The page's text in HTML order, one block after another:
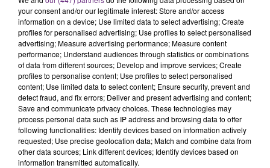
LE MAGASIN JOUÉCLUB DE REIMS FERME
SES PORTES
C'était l'une des institutions du centre-ville
rémois. Le magasin JouéClub est contraint de
fermer ses portes.
TITRES DIFFUSÉS
your consent and/or our legitimate interest: Store and/or access
information on a device; Use limited data to select advertising; Create
profiles for personalised advertising; Use profiles to select personalised
advertising; Measure advertising performance; Measure content
performance; Understand audiences through statistics or combinations
of data from different sources; Develop and improve services; Create
profiles to personalise content; Use profiles to select personalised
content; Use limited data to select content; Ensure security, prevent and
detect fraud, and fix errors; Deliver and present advertising and content;
Save and communicate privacy choices. These technologies may
process personal data such as IP address and browsing data to offer
following functionalities: Identify devices based on information actively
requested; Use precise geolocation data; Match and combine data from
other data sources; Link different devices; Identify devices based on
information transmitted automatically.